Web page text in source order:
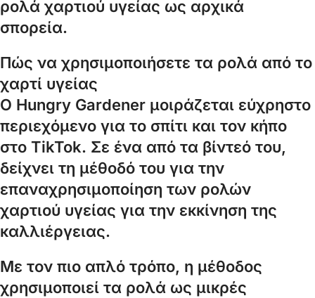
ρολά χαρτιού υγείας ως αρχικά
σπορεία.
Πώς να χρησιμοποιήσετε τα ρολά από το
χαρτί υγείας
Ο Hungry Gardener μοιράζεται εύχρηστο
περιεχόμενο για το σπίτι και τον κήπο
στο TikTok. Σε ένα από τα βίντεό του,
δείχνει τη μέθοδό του για την
επαναχρησιμοποίηση των ρολών
χαρτιού υγείας για την εκκίνηση της
καλλιέργειας.
Με τον πιο απλό τρόπο, η μέθοδος
χρησιμοποιεί τα ρολά ως μικρές